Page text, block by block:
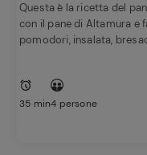
Questa è la ricetta del
con il pane di Altamura e
pomodori, insalata,
35 min4 persone